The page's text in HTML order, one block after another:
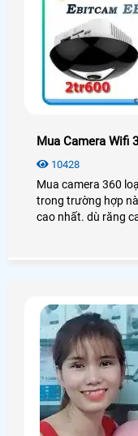
Mua Camera Wifi
10428
Mua camera 360
trong trường hợp
cao nhất. dù răng camera wifi đa phần trên thị trường đều